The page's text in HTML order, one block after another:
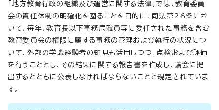
「地方教育行政の組織及び運営に関する法律」では、教育委員
会の責任体制の明確化を図ることを目的に、同法第26条にお
いて、毎年、教育長以下事務局職員等に委任された事務を含む
教育委員会の権限に属する事務の管理および執行の状況につ
いて、外部の学識経験者の知見も活用しつつ、点検および評価
を行うこととし、その結果に関する報告書を作成し、議会に提
出するとともに公表しなければならないことと規定されていま
す。